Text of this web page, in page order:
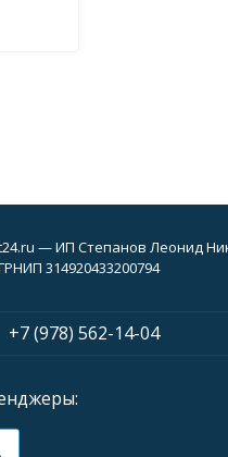
— ИП Степанов Леонид
314920433200794
+7 (978) 562-14-04